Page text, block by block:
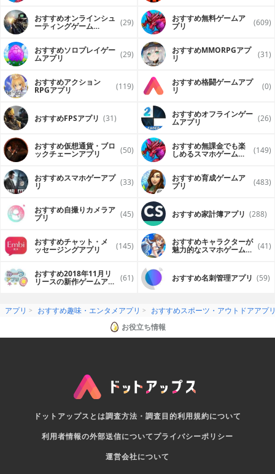
おすすめオンラインシュ
ーティングゲーム (29) おすすめ無料ゲームア
プリ (609)
おすすめソロプレイゲー
ムアプリ (29) おすすめ MMORPGアプ
リ (31)
おすすめアクション
RPGアプリ (119) おすすめ格闘ゲームアプ
リ (0)
おすすめFPSアプリ (31) おすすめオフラインゲー
ムアプリ (26)
おすすめ仮想通貨・ブロ
ックチェーンアプリ (50) おすすめ無課金でも楽
しめるスマホゲームア (149)
おすすめスマホゲーアプ
リ (33) おすすめ育成ゲームア
プリ (483)
おすすめ自撮りカメラア
プリ (45) おすすめ家計簿アプリ (288)
おすすめチャット・メ
ッセージングアプリ (145) おすすめキャラクターが
魅力的なスマホゲームア (41)
おすすめ2018年11月リ
リースの新作ゲームアプ (61) おすすめ名刺管理アプリ (59)
アプリ おすすめ趣味・エンタメアプリ
おすすめスポーツ・アウトドアアプ
お役立ち情報
ドットアップスとは調査方法・調査目的利用規約について
利用者情報の外部送信についてプライバシーポリシー
運営会社について